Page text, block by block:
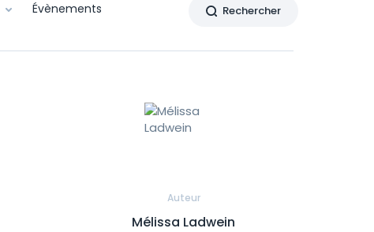
Rechercher
Évènements
Auteur
Mélissa Ladwein